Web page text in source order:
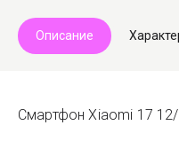
Описание
Смартфон Xiaomi 17